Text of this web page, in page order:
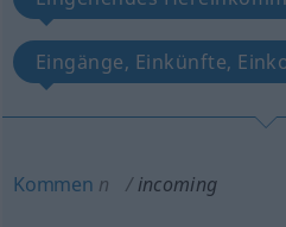
Eingänge, Einkünfte,
Kommen n incoming